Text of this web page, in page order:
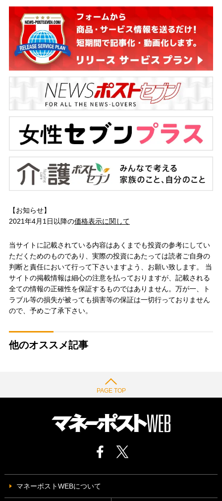
【お知らせ】
2021年4月1日以降の価格表示に関して
当サイトに記載されている内容はあくまでも投資の参考にしてい
ただくためのものであり、実際の投資にあたっては読者ご自身の
判断と責任において行って下さいますよう、お願い致します。 当
サイトの掲載情報は細心の注意を払っておりますが、記載される
全ての情報の正確性を保証するものではありません。万が一、ト
ラブル等の損失が被っても損害等の保証は一切行っておりません
ので、予めご了承下さい。
他のオススメ記事
PAGE TOP
マネーポストWEBについて